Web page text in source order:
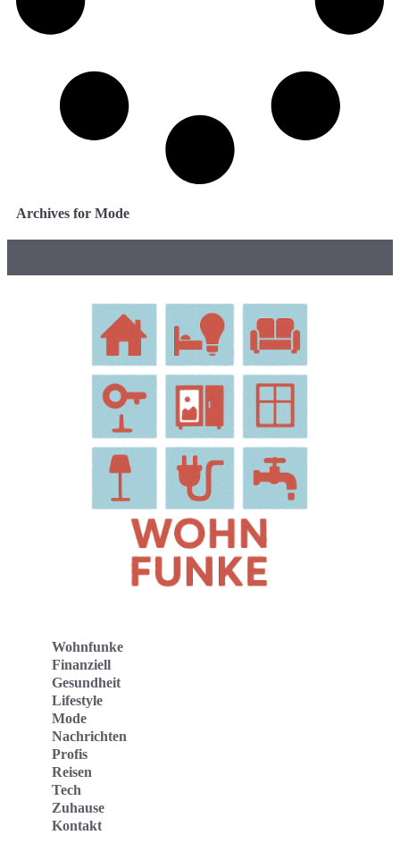
Archives for Mode
Wohnfunke
Finanziell
Gesundheit
Lifestyle
Mode
Nachrichten
Profis
Reisen
Tech
Zuhause
Kontakt